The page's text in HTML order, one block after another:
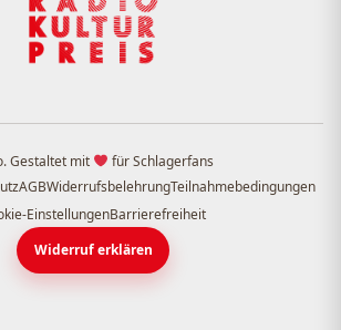
Gestaltet mit
für Schlagerfans
AGBWiderrufsbelehrungTeilnahmebedingungen
EinstellungenBarrierefreiheit
Widerruf erklären